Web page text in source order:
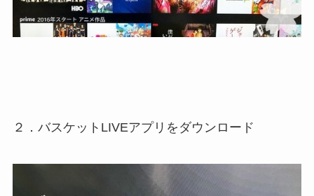
２．バスケットLIVEアプリをダウンロード